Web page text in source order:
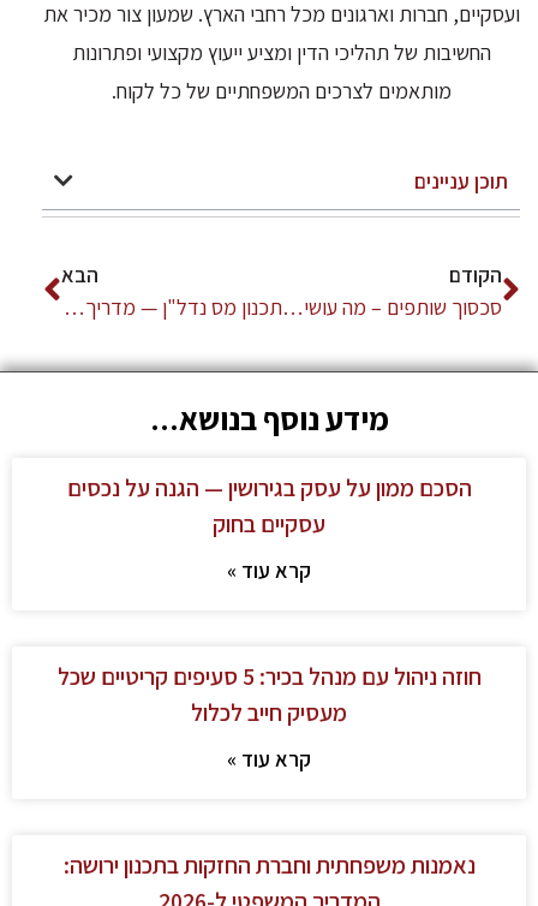
ועסקיים, חברות וארגונים מכל רחבי הארץ. שמעון צור מכיר את
החשיבות של תהליכי הדין ומציע ייעוץ מקצועי ופתרונות
מותאמים לצרכים המשפחתיים של כל לקוח.
תוכן עניינים
הקודם
סכסוך שותפים – מה עושים כשפורץ המשבר?
הבא
תכנון מס נדל"ן — מדריך לפני כל עסקה
מידע נוסף בנושא...
הסכם ממון על עסק בגירושין — הגנה על נכסים
עסקיים בחוק
קרא עוד »
חוזה ניהול עם מנהל בכיר: 5 סעיפים קריטיים שכל
מעסיק חייב לכלול
קרא עוד »
נאמנות משפחתית וחברת החזקות בתכנון ירושה: